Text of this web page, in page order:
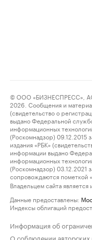
© ООО «БИЗНЕСПРЕСС»,
2026. Сообщения и
(свидетельство о
выдано Федеральной
информационных
(Роскомнадзор)
издания «РБК»
информации выдано
информационных
(Роскомнадзор)
сопровождаются пометкой
Владельцем сайта
Данные предоставлены:
Индексы облигаций
Информация об
О соблюдении авторских